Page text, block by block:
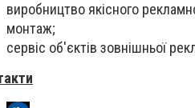
виробництво якісного
монтаж;
сервіс об'єктів зовнішньої